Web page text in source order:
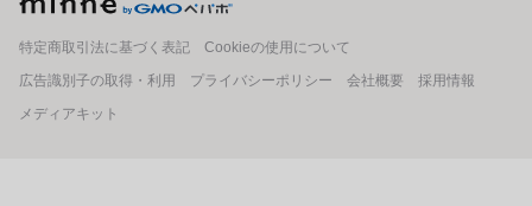
特定商取引法に基づく表記
Cookieの使用について
広告識別子の取得・利用
プライバシーポリシー 会社概要
採用情報
メディアキット